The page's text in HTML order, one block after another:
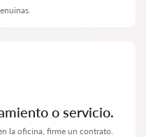
o servicio.
la oficina, firme un contrato.